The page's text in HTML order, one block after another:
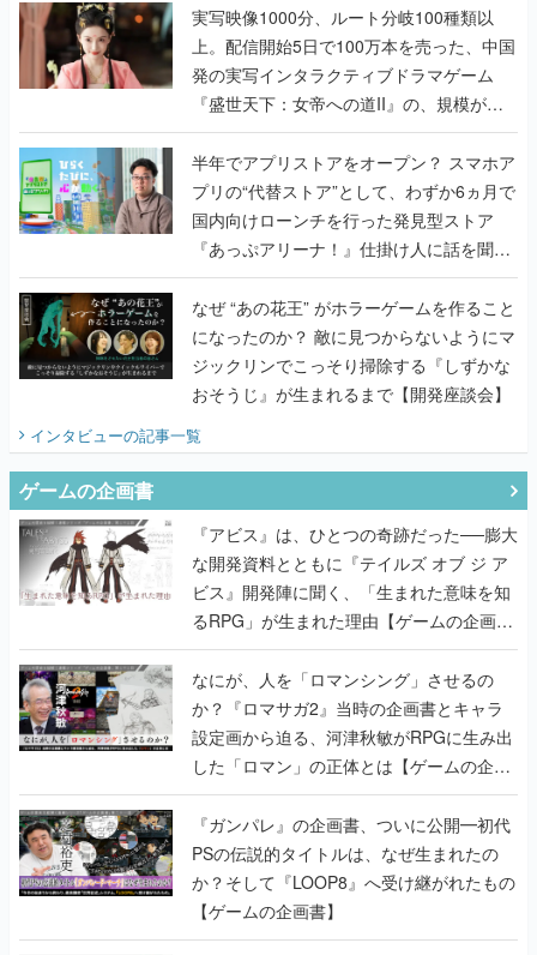
んだレジェンド2人に訊く開発秘話
実写映像1000分、ルート分岐100種類以
上。配信開始5日で100万本を売った、中国
発の実写インタラクティブドラマゲーム
『盛世天下：女帝への道II』の、規模が違
うこだわりをプロデューサーに聞いた
半年でアプリストアをオープン？ スマホア
プリの“代替ストア”として、わずか6ヵ月で
国内向けローンチを行った発見型ストア
『あっぷアリーナ！』仕掛け人に話を聞い
てみた
なぜ “あの花王” がホラーゲームを作ること
になったのか？ 敵に見つからないようにマ
ジックリンでこっそり掃除する『しずかな
おそうじ』が生まれるまで【開発座談会】
インタビューの記事一覧
ゲームの企画書
『アビス』は、ひとつの奇跡だった──膨大
な開発資料とともに『テイルズ オブ ジ ア
ビス』開発陣に聞く、「生まれた意味を知
るRPG」が生まれた理由【ゲームの企画
書】
なにが、人を「ロマンシング」させるの
か？『ロマサガ2』当時の企画書とキャラ
設定画から迫る、河津秋敏がRPGに生み出
した「ロマン」の正体とは【ゲームの企画
書】
『ガンパレ』の企画書、ついに公開━初代
PSの伝説的タイトルは、なぜ生まれたの
か？そして『LOOP8』へ受け継がれたもの
【ゲームの企画書】